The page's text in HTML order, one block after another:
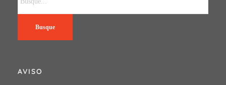
Busque
AVISO